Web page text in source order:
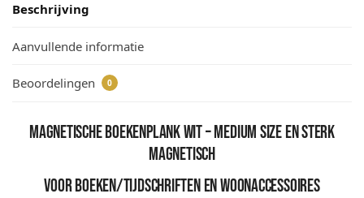
Beschrijving
Aanvullende informatie
Beoordelingen 0
Magnetische boekenplank wit – medium size en sterk
magnetisch
voor boeken/tijdschriften en woonaccessoires